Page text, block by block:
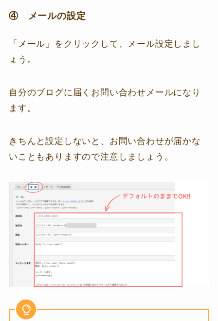
④ メールの設定
「メール」をクリックして、メール設定しまし
ょう。
自分のブログに届くお問い合わせメールになり
ます。
きちんと設定しないと、お問い合わせが届かな
いこともありますので注意しましょう。